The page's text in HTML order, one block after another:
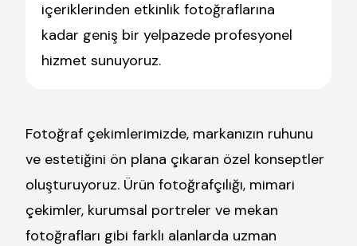
içeriklerinden etkinlik fotoğraflarına
kadar geniş bir yelpazede profesyonel
hizmet sunuyoruz.
Fotoğraf çekimlerimizde, markanızın ruhunu
ve estetiğini ön plana çıkaran özel konseptler
oluşturuyoruz. Ürün fotoğrafçılığı, mimari
çekimler, kurumsal portreler ve mekan
fotoğrafları gibi farklı alanlarda uzman